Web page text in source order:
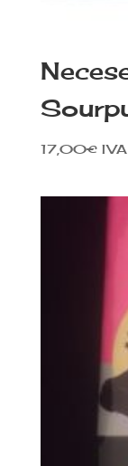
17,00€